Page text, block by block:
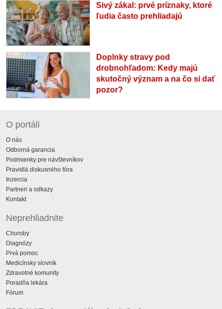
Sivý zákal: prvé príznaky, ktoré
ľudia často prehliadajú
Doplnky stravy pod
drobnohľadom: Kedy majú
skutočný význam a na čo si dať
pozor?
O portáli
O nás
Odborná garancia
Podmienky pre návštevníkov
Pravidlá diskusného fóra
Inzercia
Partneri a odkazy
Kontakt
Neprehliadnite
Choroby
Diagnózy
Prvá pomoc
Medicínsky slovník
Zdravotné komunity
Poradňa lekára
Fórum